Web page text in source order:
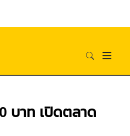
บาท เปิดตลาด